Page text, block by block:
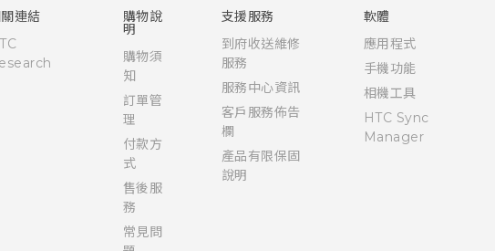
連結
購物說
明
購物須
知
訂單管
理
付款方
式
售後服
務
常見問
支援服務
到府收送維修
服務
服務中心資訊
客戶服務佈告
欄
產品有限保固
說明
軟體
應用程式
手機功能
相機工具
HTC Sync
Manager